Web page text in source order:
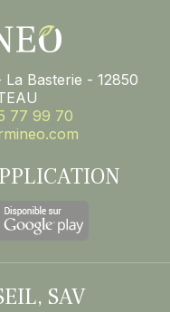
Basterie - 12850
77 99 70
SAV